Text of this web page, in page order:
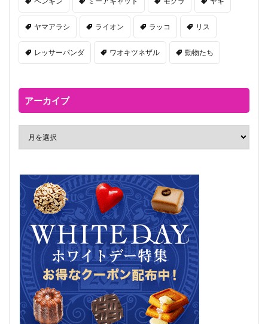
ヤマアラシ ライオン ラッコ リス
レッサーパンダ ワオキツネザル 動物たち
アーカイブ